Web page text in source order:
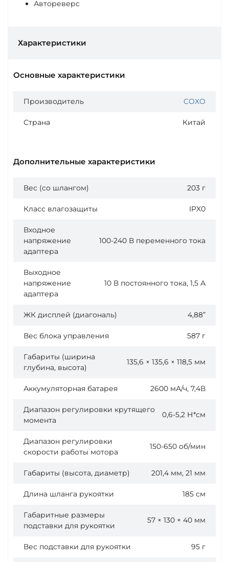
Автореверс
Характеристики
Основные характеристики
Производитель COXO
Страна Китай
Дополнительные характеристики
Вес (со шлангом) 203 г
Класс влагозащиты IPX0
Входное
напряжение
адаптера
100-240 В переменного тока
Выходное
напряжение
адаптера
10 В постоянного тока, 1,5 А
ЖК дисплей (диагональ) 4,88”
Вес блока управления 587 г
Габариты (ширина
глубина, высота)
135,6 × 135,6 × 118,5 мм
Аккумуляторная батарея 2600 мА/ч, 7,4В
Диапазон регулировки крутящего
момента
0,6-5,2 Н*см
Диапазон регулировки
скорости работы мотора
150-650 об/мин
Габариты (высота, диаметр) 201,4 мм, 21 мм
Длина шланга рукоятки 185 см
Габаритные размеры
подставки для рукоятки
57 × 130 × 40 мм
Вес подставки для рукоятки 95 г